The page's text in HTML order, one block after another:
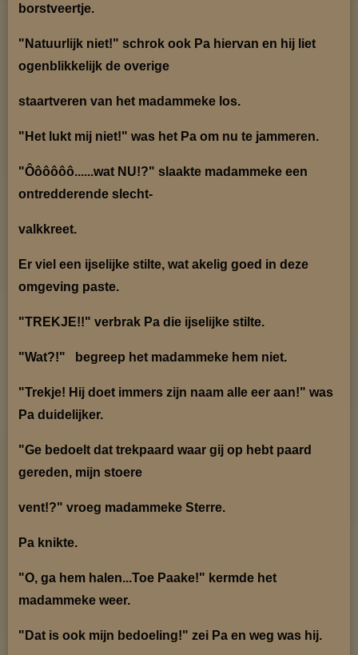
borstveertje.
"Natuurlijk niet!" schrok ook Pa hiervan en hij liet
ogenblikkelijk de overige
staartveren van het madammeke los.
"Het lukt mij niet!" was het Pa om nu te jammeren.
"Ôôôôôô......wat NU!?" slaakte madammeke een
ontredderende slecht-
valkkreet.
Er viel een ijselijke stilte, wat akelig goed in deze
omgeving paste.
"TREKJE!!" verbrak Pa die ijselijke stilte.
"Wat?!" begreep het madammeke hem niet.
"Trekje! Hij doet immers zijn naam alle eer aan!" was
Pa duidelijker.
"Ge bedoelt dat trekpaard waar gij op hebt paard
gereden, mijn stoere
vent!?" vroeg madammeke Sterre.
Pa knikte.
"O, ga hem halen...Toe Paake!" kermde het
madammeke weer.
"Dat is ook mijn bedoeling!" zei Pa en weg was hij.